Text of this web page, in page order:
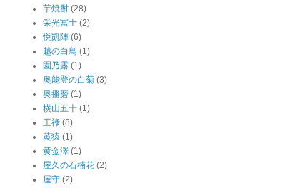
芋焼酎 (28)
栄光冨士 (2)
悦凱陣 (6)
越の白鳥 (1)
園乃露 (1)
奥能登の白菊 (3)
奥播磨 (1)
横山五十 (1)
王祿 (8)
黄猿 (1)
黄金澤 (1)
屋久の石楠花 (2)
屋守 (2)